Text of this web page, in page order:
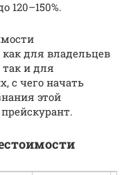
120–150%.
для владельцев
и для
с чего начать
этой